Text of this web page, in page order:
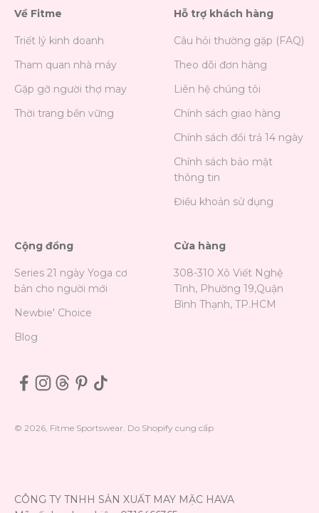
Về Fitme
Triết lý kinh doanh
Tham quan nhà máy
Gặp gỡ người thợ may
Thời trang bền vững
Hỗ trợ khách hàng
Câu hỏi thường gặp (FAQ)
Theo dõi đơn hàng
Liên hệ chúng tôi
Chính sách giao hàng
Chính sách đổi trả 14 ngày
Chính sách bảo mật
thông tin
Điều khoản sử dụng
Cộng đồng
Series 21 ngày Yoga cơ
bản cho người mới
Newbie' Choice
Blog
Cửa hàng
308-310 Xô Viết Nghệ
Tĩnh, Phường 19,Quận
Bình Thạnh, TP.HCM
© 2026, Fitme Sportswear. Do Shopify cung cấp
CÔNG TY TNHH SẢN XUẤT MAY MẶC HAVA